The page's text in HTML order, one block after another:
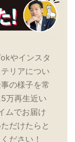
やインスタ
リアについ
の様子を常
万再生近い
ムでお届け
だけたらと
ださい！